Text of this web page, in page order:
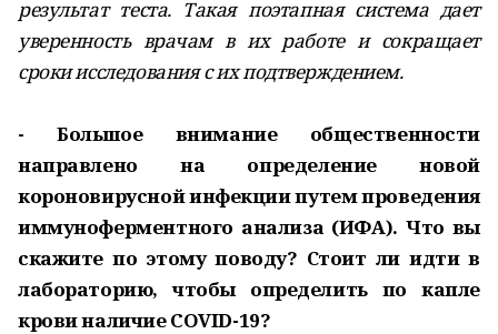
результат теста. Такая поэтапная система дает
уверенность врачам в их работе и сокращает
сроки исследования с их подтверждением.
- Большое внимание общественности
направлено на определение новой
короновирусной инфекции путем проведения
иммуноферментного анализа (ИФА). Что вы
скажите по этому поводу? Стоит ли идти в
лабораторию, чтобы определить по капле
крови наличие COVID-19?